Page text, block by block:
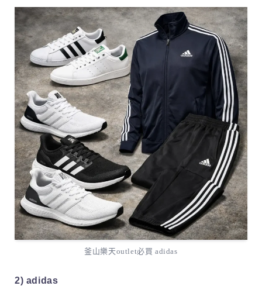
釜山樂天outlet必買 adidas
2) adidas